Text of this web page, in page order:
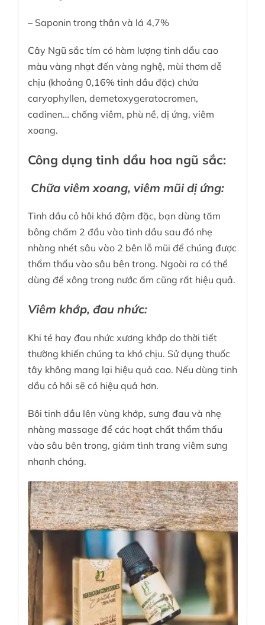
– Saponin trong thân và lá 4,7%
Cây Ngũ sắc tím có hàm lượng tinh dầu cao
màu vàng nhạt đến vàng nghệ, mùi thơm dễ
chịu (khoảng 0,16% tinh dầu đặc) chứa
caryophyllen, demetoxygeratocromen,
cadinen… chống viêm, phù nề, dị ứng, viêm
xoang.
Công dụng tinh dầu hoa ngũ sắc:
Chữa viêm xoang, viêm mũi dị ứng:
Tinh dầu cỏ hôi khá đậm đặc, bạn dùng tăm
bông chấm 2 đầu vào tinh dầu sau đó nhẹ
nhàng nhét sâu vào 2 bên lỗ mũi để chúng được
thẩm thấu vào sâu bên trong. Ngoài ra có thể
dùng để xông trong nước ấm cũng rất hiệu quả.
Viêm khớp, đau nhức:
Khi té hay đau nhức xương khớp do thời tiết
thường khiến chúng ta khó chịu. Sử dụng thuốc
tây không mang lại hiệu quả cao. Nếu dùng tinh
dầu cỏ hôi sẽ có hiệu quả hơn.
Bôi tinh dầu lên vùng khớp, sưng đau và nhẹ
nhàng massage để các hoạt chất thẩm thấu
vào sâu bên trong, giảm tình trang viêm sưng
nhanh chóng.